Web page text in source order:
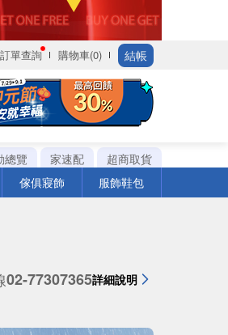
訂單查詢 購物車(0) 結帳
總覽 家速配
超商取貨
傢俱寢飾 服飾鞋包
02-77307365詳細說明